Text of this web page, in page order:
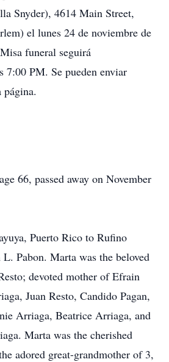
Snyder), 4614 Main Street,
el lunes 24 de noviembre de
funeral seguirá
7:00 PM. Se pueden enviar
página.
66, passed away on November
Puerto Rico to Rufino
Pabon. Marta was the beloved
devoted mother of Efrain
Juan Resto, Candido Pagan,
Arriaga, Beatrice Arriaga, and
Marta was the cherished
adored great-grandmother of 3,